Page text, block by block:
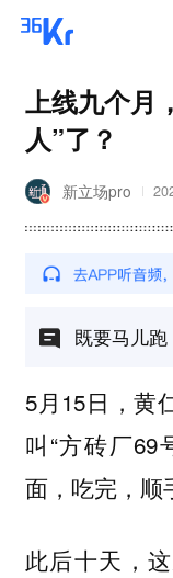
上线九个月
人”了？
新立场pro
既要马儿
5月15日，黄
叫“方砖厂69
面，吃完，顺
此后十天，